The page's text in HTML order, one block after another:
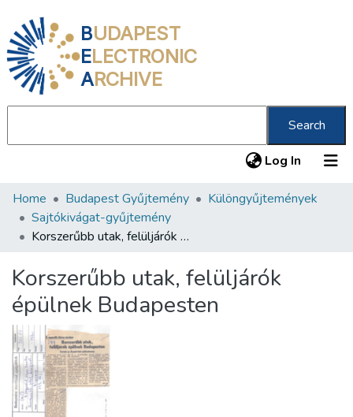
BUDAPEST
ELECTRONIC
ARCHIVE
Search
Log In (current)
Communities & Collections
All of DSpace
About us
Home Budapest Gyűjtemény
Különgyűjtemények
Sajtókivágat-gyűjtemény
Korszerűbb utak, felüljárók épülnek Budapesten
Korszerűbb utak, felüljárók
épülnek Budapesten